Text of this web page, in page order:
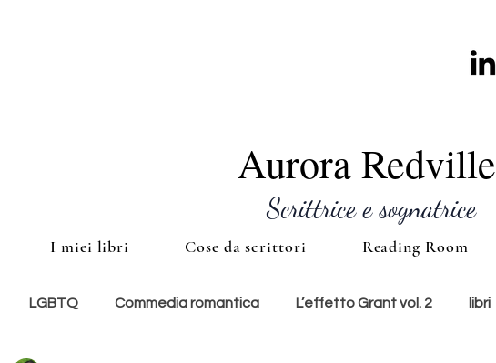
Aurora Redville
Scrittrice e sognatrice
I miei libri Cose da scrittori Reading Room
LGBTQ Commedia romantica L’effetto Grant vol. 2 libri